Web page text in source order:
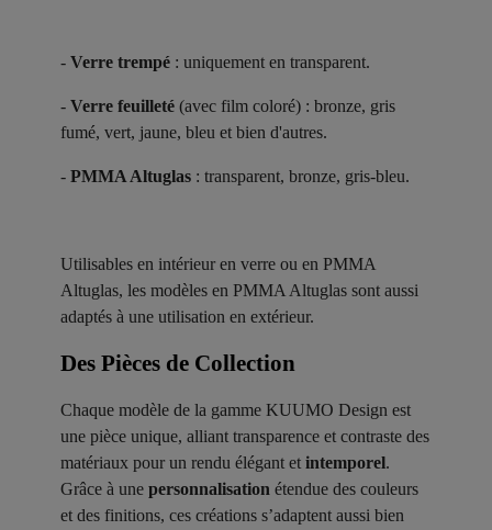
- Verre trempé : uniquement en transparent.
- Verre feuilleté (avec film coloré) : bronze, gris
fumé, vert, jaune, bleu et bien d'autres.
- PMMA Altuglas : transparent, bronze, gris-bleu.
Utilisables en intérieur en verre ou en PMMA
Altuglas, les modèles en PMMA Altuglas sont aussi
adaptés à une utilisation en extérieur.
Des Pièces de Collection ​
Chaque modèle de la gamme KUUMO Design est
une pièce unique, alliant transparence et contraste des
matériaux pour un rendu élégant et intemporel.
Grâce à une personnalisation étendue des couleurs
et des finitions, ces créations s’adaptent aussi bien